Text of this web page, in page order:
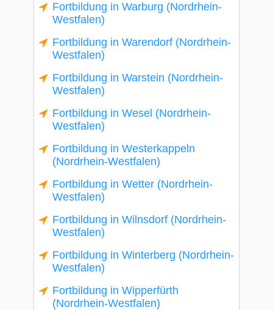
Fortbildung in Warburg (Nordrhein-
Westfalen)
Fortbildung in Warendorf (Nordrhein-
Westfalen)
Fortbildung in Warstein (Nordrhein-
Westfalen)
Fortbildung in Wesel (Nordrhein-
Westfalen)
Fortbildung in Westerkappeln
(Nordrhein-Westfalen)
Fortbildung in Wetter (Nordrhein-
Westfalen)
Fortbildung in Wilnsdorf (Nordrhein-
Westfalen)
Fortbildung in Winterberg (Nordrhein-
Westfalen)
Fortbildung in Wipperfürth
(Nordrhein-Westfalen)